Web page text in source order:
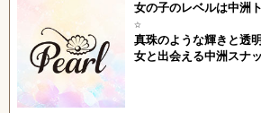
女の子のレベルは中洲
☆
真珠のような輝きと透
女と出会える中洲スナ